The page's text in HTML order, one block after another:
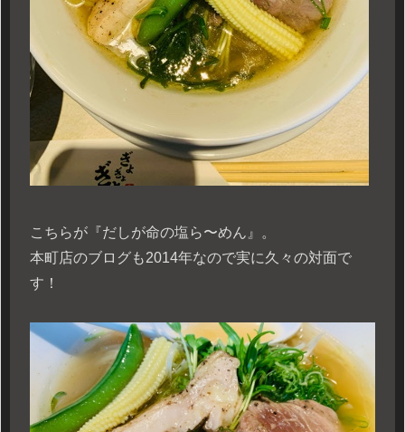
こちらが『だしが命の塩ら〜めん』。
本町店のブログも2014年なので実に久々の対面で
す！